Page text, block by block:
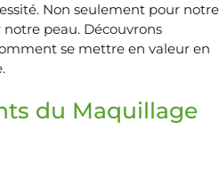
Non seulement pour notre
peau. Découvrons
se mettre en valeur en
du Maquillage